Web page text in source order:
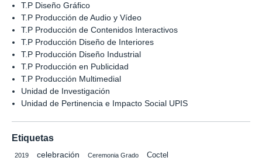
T.P Diseño Gráfico
T.P Producción de Audio y Vídeo
T.P Producción de Contenidos Interactivos
T.P Producción Diseño de Interiores
T.P Producción Diseño Industrial
T.P Producción en Publicidad
T.P Producción Multimedial
Unidad de Investigación
Unidad de Pertinencia e Impacto Social UPIS
Etiquetas
2019 celebración Ceremonia Grado Coctel